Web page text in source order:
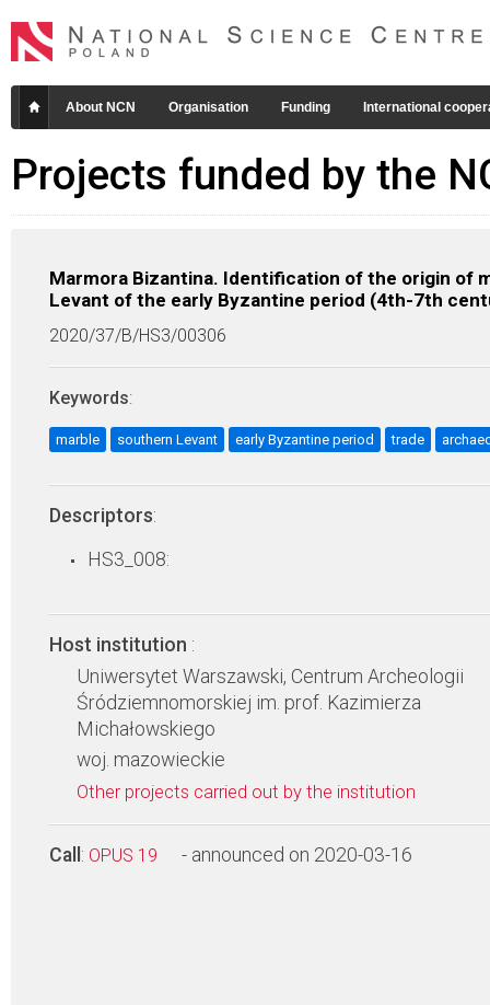
About NCN Organisation Funding International
Projects funded by the
Marmora Bizantina. Identification of the origin of
Levant of the early Byzantine period (4th-7th
2020/37/B/HS3/00306
Keywords:
marble southern Levant early Byzantine period trade
Descriptors:
HS3_008:
Host institution :
Uniwersytet Warszawski, Centrum Archeologii
Śródziemnomorskiej im. prof. Kazimierza
Michałowskiego
woj. mazowieckie
Other projects carried out by the institution
Call : OPUS 19 - announced on 2020-03-16